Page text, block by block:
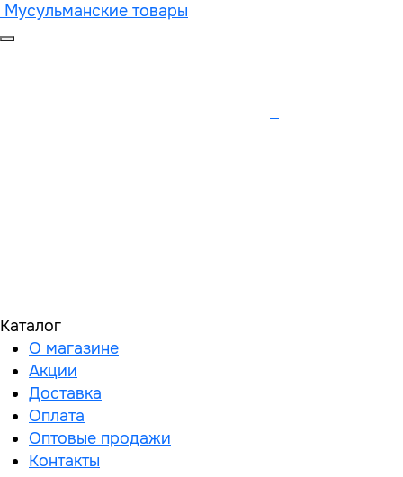
Мусульманские товары
Каталог
О магазине
Акции
Доставка
Оплата
Оптовые продажи
Контакты